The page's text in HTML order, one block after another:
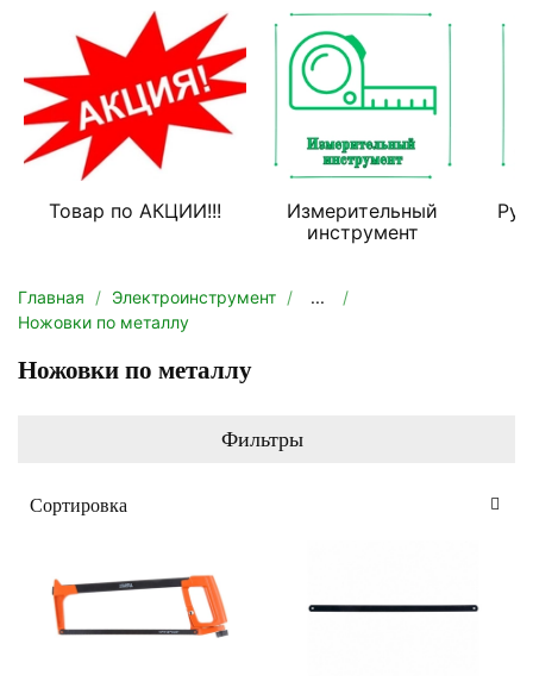
Товар по АКЦИИ!!!
Измерительный
инструмент
Главная Электроинструмент
...
Ножовки по металлу
Ножовки по металлу
Фильтры